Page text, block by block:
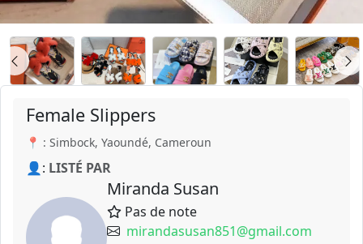
Female Slippers
📍 : Simbock, Yaoundé, Cameroun
👤: LISTÉ PAR
Miranda Susan
Pas de note
mirandasusan851@gmail.com